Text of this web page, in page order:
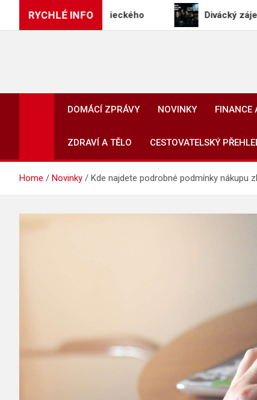
RYCHLÉ INFO
Morawieckého Divácký zájem o film
DOMÁCÍ ZPRÁVY NOVINKY FINANCE
ZDRAVÍ A TĚLO CESTOVATELSKÝ
Home Novinky Kde najdete podrobné podmínky nákupu